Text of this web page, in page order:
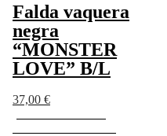
Falda vaquera
negra
“MONSTER
LOVE” B/L
37,00 €